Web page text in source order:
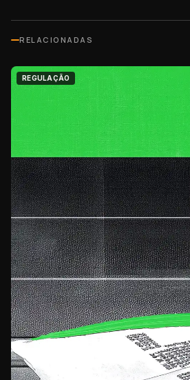
RELACIONADAS
REGULAÇÃO